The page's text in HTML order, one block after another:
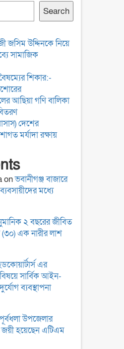
সাংবাদিক সংস্থা
অধিকার ও
রক্ষায়
সংক্রান্ত মামলায়
আইন
সরকারের
কিশোরীকে
ধারণ করে
নির্বাচনের
শিগগিরই:
পরিদর্শন
রেঞ্জের
আশিক
কিশোরীকে
১
Search
জসিম উদ্দিনকে নিয়ে
সামাজিক
শিকার:-
আছিয়া গণি বালিকা
দেশের
মর্যাদা রক্ষায়
onভবানীগঞ্জ বাজারে
মধ্যে
২ বছরের জীবিত
এক নারীর লাশ
এর
সার্বিক আইন-
ব্যবস্থাপনা
উপজেলার
জয়ী হয়েছেন এটিএম